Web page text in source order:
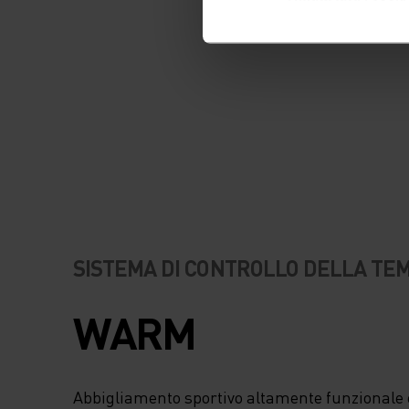
SISTEMA DI CONTROLLO DELLA
WARM
Abbigliamento sportivo altamente funzionale